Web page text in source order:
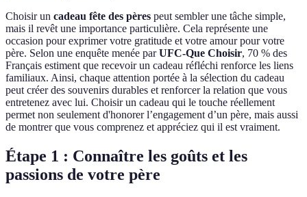
Choisir un cadeau fête des pères peut sembler une tâche simple,
mais il revêt une importance particulière. Cela représente une
occasion pour exprimer votre gratitude et votre amour pour votre
père. Selon une enquête menée parUFC-Que Choisir, 70 % des
Français estiment que recevoir un cadeau réfléchi renforce les liens
familiaux. Ainsi, chaque attention portée à la sélection du cadeau
peut créer des souvenirs durables et renforcer la relation que vous
entretenez avec lui. Choisir un cadeau qui le touche réellement
permet non seulement d'honorer l’engagement d’un père, mais aussi
de montrer que vous comprenez et appréciez qui il est vraiment.
Étape 1 : Connaître les goûts et les
passions de votre père